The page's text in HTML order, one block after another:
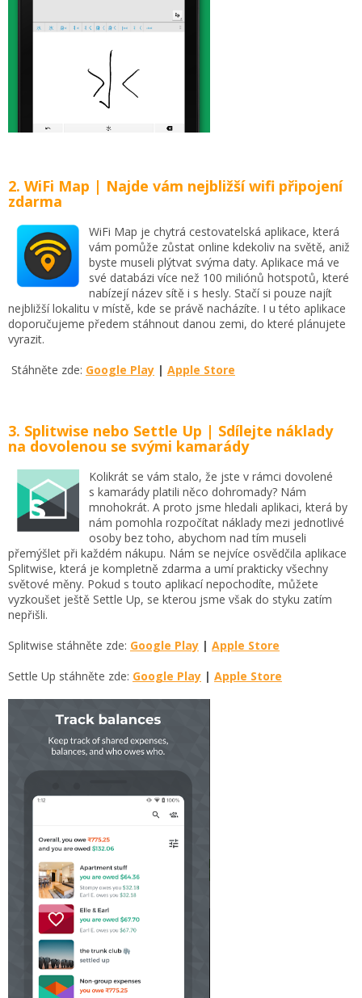
2. WiFi Map | Najde vám nejbližší wifi připojení
zdarma
WiFi Map je chytrá cestovatelská aplikace, která
vám pomůže zůstat online kdekoliv na světě, aniž
byste museli plýtvat svýma daty. Aplikace má ve
své databázi více než 100 miliónů hotspotů, které
nabízejí název sítě i s hesly. Stačí si pouze najít
nejbližší lokalitu v místě, kde se právě nacházíte. I u této aplikace
doporučujeme předem stáhnout danou zemi, do které plánujete
vyrazit.
Stáhněte zde: Google Play | Apple Store
3. Splitwise nebo Settle Up | Sdílejte náklady
na dovolenou se svými kamarády
Kolikrát se vám stalo, že jste v rámci dovolené
s kamarády platili něco dohromady? Nám
mnohokrát. A proto jsme hledali aplikaci, která by
nám pomohla rozpočítat náklady mezi jednotlivé
osoby bez toho, abychom nad tím museli
přemýšlet při každém nákupu. Nám se nejvíce osvědčila aplikace
Splitwise, která je kompletně zdarma a umí prakticky všechny
světové měny. Pokud s touto aplikací nepochodíte, můžete
vyzkoušet ještě Settle Up, se kterou jsme však do styku zatím
nepřišli.
Splitwise stáhněte zde: Google Play | Apple Store
Settle Up stáhněte zde: Google Play | Apple Store